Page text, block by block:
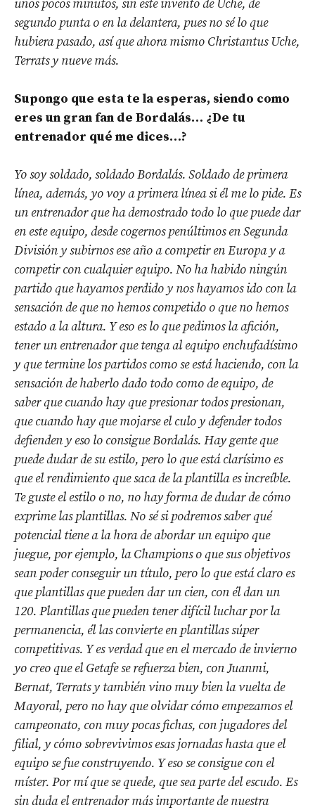
unos pocos minutos, sin este invento de Uche, de
segundo punta o en la delantera, pues no sé lo que
hubiera pasado, así que ahora mismo Christantus Uche,
Terrats y nueve más.
Supongo que esta te la esperas, siendo como
eres un gran fan de Bordalás… ¿De tu
entrenador qué me dices…?
Yo soy soldado, soldado Bordalás. Soldado de primera
línea, además, yo voy a primera línea si él me lo pide. Es
un entrenador que ha demostrado todo lo que puede dar
en este equipo, desde cogernos penúltimos en Segunda
División y subirnos ese año a competir en Europa y a
competir con cualquier equipo. No ha habido ningún
partido que hayamos perdido y nos hayamos ido con la
sensación de que no hemos competido o que no hemos
estado a la altura. Y eso es lo que pedimos la afición,
tener un entrenador que tenga al equipo enchufadísimo
y que termine los partidos como se está haciendo, con la
sensación de haberlo dado todo como de equipo, de
saber que cuando hay que presionar todos presionan,
que cuando hay que mojarse el culo y defender todos
defienden y eso lo consigue Bordalás. Hay gente que
puede dudar de su estilo, pero lo que está clarísimo es
que el rendimiento que saca de la plantilla es increíble.
Te guste el estilo o no, no hay forma de dudar de cómo
exprime las plantillas. No sé si podremos saber qué
potencial tiene a la hora de abordar un equipo que
juegue, por ejemplo, la Champions o que sus objetivos
sean poder conseguir un título, pero lo que está claro es
que plantillas que pueden dar un cien, con él dan un
120. Plantillas que pueden tener difícil luchar por la
permanencia, él las convierte en plantillas súper
competitivas. Y es verdad que en el mercado de invierno
yo creo que el Getafe se refuerza bien, con Juanmi,
Bernat, Terrats y también vino muy bien la vuelta de
Mayoral, pero no hay que olvidar cómo empezamos el
campeonato, con muy pocas fichas, con jugadores del
filial, y cómo sobrevivimos esas jornadas hasta que el
equipo se fue construyendo. Y eso se consigue con el
míster. Por mí que se quede, que sea parte del escudo. Es
sin duda el entrenador más importante de nuestra